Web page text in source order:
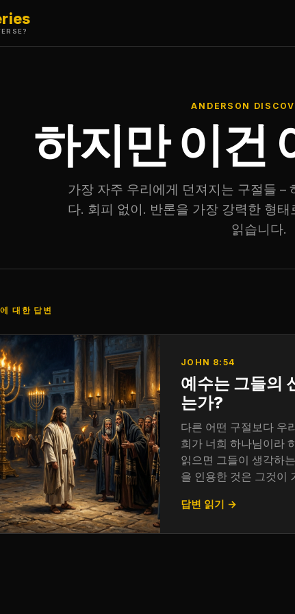
ANDERSON
하지만 이
가장 자주 우리에게 던져지는 구절들 –
다. 회피 없이. 반론을 가장 강력한 형
읽습니다.
대한 답변
JOHN 8:54
예수는 그들의
는가?
다른 어떤 구절보다 우
희가 너희 하나님이라
읽으면 그들이 생각하
을 인용한 것은 그것이
답변 읽기 →